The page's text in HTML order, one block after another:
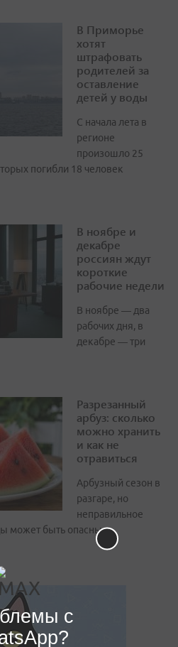
В Приморье
хотят
штрафовать
родителей за
оставление
детей у воды
С начала лета в
регионе
произошло 25
погибли 18 человек
В ноябре и
декабре
россиян ждут
короткие
рабочие недели
В ноябре — два
рабочих дня, в
декабре — три
Разрезанный
арбуз: сколько
можно хранить
и как не
отравиться
Арбузный сезон в
разгаре, но
неправильное
может быть опасным
с